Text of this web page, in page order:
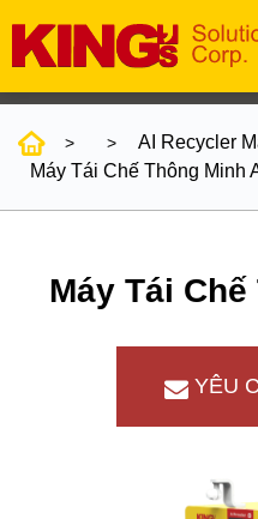
AI Recycler
Máy Tái Chế Thông Minh
Máy Tái
YÊU